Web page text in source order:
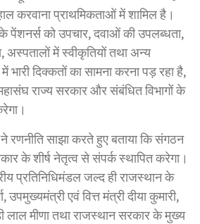
करवाना प्राथमिकताओं में शामिल है।
के पेंशनर्स को उपचार, दवाओं की उपलब्धता,
में स्वीकृतियों तथा अन्य
दिक्कतों का सामना करना पड़ रहा है,
राज्य सरकार और संबंधित विभागों के
रणनीति साझा करते हुए बताया कि संगठन
के शीर्ष नेतृत्व से संपर्क स्थापित करेगा।
प्रतिनिधिमंडल जल्द ही राजस्थान के
एवं वित्त मंत्री दीया कुमारी,
लाल मीणा तथा राजस्थान सरकार के मुख्य